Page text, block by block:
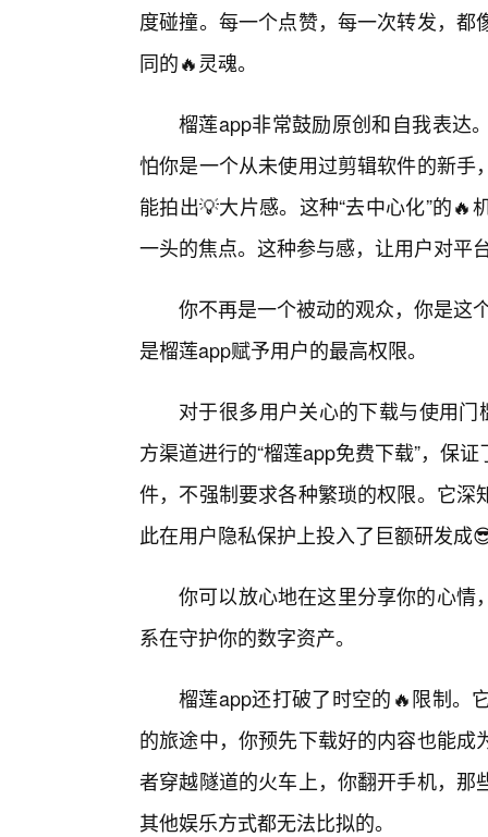
度碰撞。每一个点赞，每一次转发，
同的🔥灵魂。
榴莲app非常鼓励原创和自我表达
怕你是一个从未使用过剪辑软件的新
能拍出💡大片感。这种“去中心化”的
一头的焦点。这种参与感，让用户对平
你不再是一个被动的观众，你是这
是榴莲app赋予用户的最高权限。
对于很多用户关心的下载与使用
方渠道进行的“榴莲app免费下载”，保
件，不强制要求各种繁琐的权限。它
此在用户隐私保护上投入了巨额研发成
你可以放心地在这里分享你的心情
系在守护你的数字资产。
榴莲app还打破了时空的🔥限制。
的旅途中，你预先下载好的内容也能
者穿越隧道的火车上，你翻开手机，
其他娱乐方式都无法比拟的。